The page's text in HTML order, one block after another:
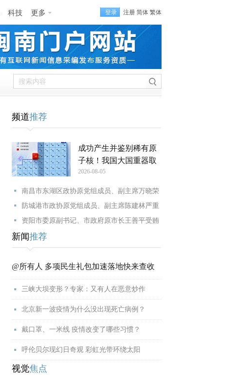
科技 更多 登录 注册 简体 繁体
频道推荐
成功产生并鉴别稀有原
子核！我国大国重器取
2026-08-05
南昌市东湖区政协原党组成员、副主席万晓荣
防城港市政协原党组成员、副主席陈建林严重
资阳市委原副书记、市政府原市长王善平受贿
新闻推荐
@所有人 多项民生礼包加速落地快来查收
三峡大坝变形？专家：又有人在恶意炒作
北京新一波疫情为什么没出现死亡病例？
戴口罩、一米线 疫情改变了哪些习惯？
呼伦贝尔现幻日奇观 彩虹光带环绕太阳
视觉焦点